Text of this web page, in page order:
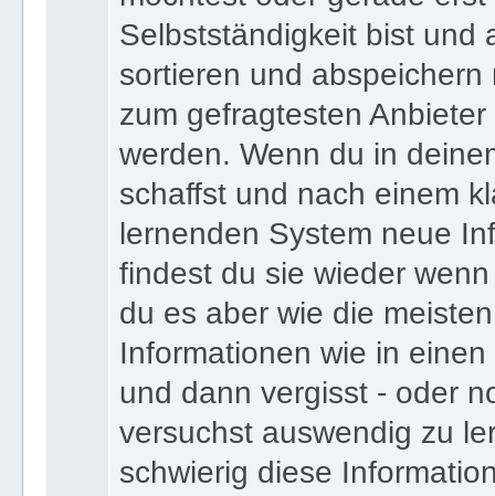
möchtest oder gerade
Selbstständigkeit bist und
sortieren und
zum gefragtesten
werden. Wenn du in
schaffst und nach einem
lernenden System neue
findest du sie wieder
du es aber wie die
Informationen wie in
und dann vergisst - oder
versuchst auswendig zu